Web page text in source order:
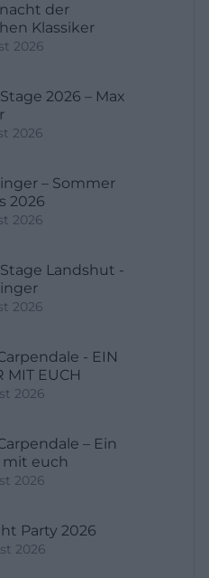
der
Klassiker
2026
2026 – Max
2026
– Sommer
2026
2026
Landshut -
2026
- EIN
MIT EUCH
2026
– Ein
mit euch
2026
Party 2026
2026